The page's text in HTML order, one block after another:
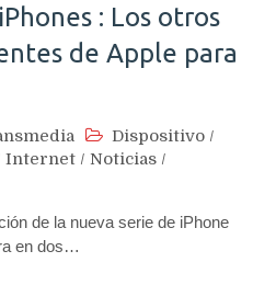
: Los otros
de Apple para
Dispositivo /
Internet / Noticias /
de la nueva serie de iPhone
en dos…